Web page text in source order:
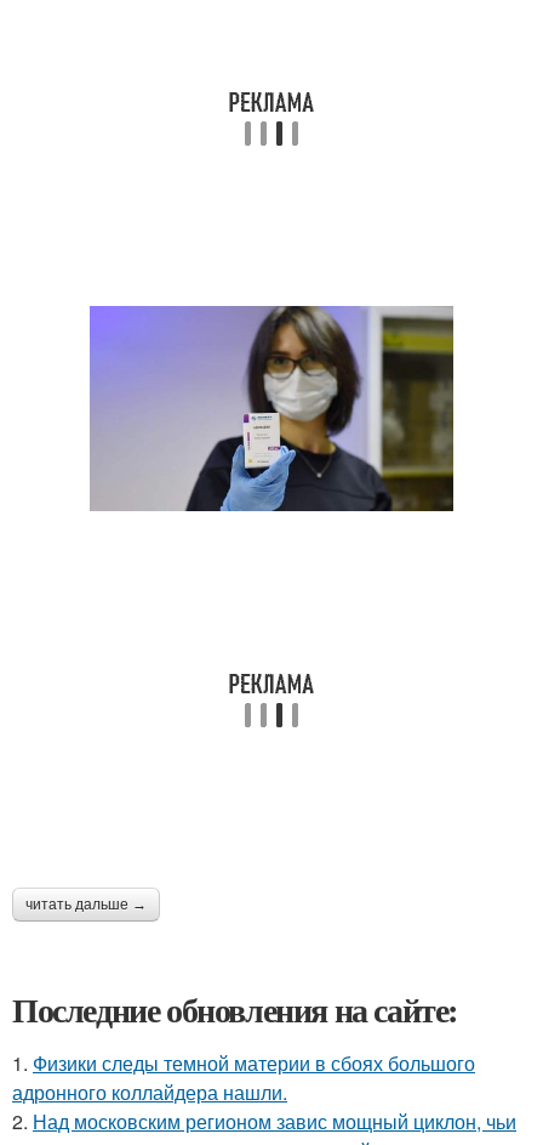
читать дальше →
Последние обновления на сайте:
1. Физики следы темной материи в сбоях большого
адронного коллайдера нашли.
2. Над московским регионом завис мощный циклон, чьи